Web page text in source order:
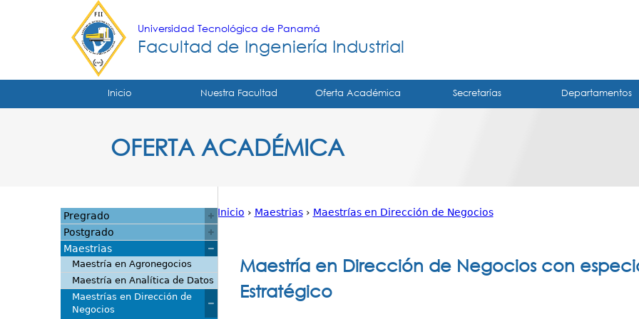
Universidad Tecnológica de Panamá
Facultad de Ingeniería Industrial
Tropical
Principal
Inicio Nuestra Facultad Oferta Académica Secretarías Departamentos
OFERTA ACADÉMICA
está
aquí
Inicio › Maestrias› Maestrías en Dirección de Negocios
Maestría en Dirección de Negocios con
Estratégico
Pregrado
Postgrado
Maestrias
Maestría en Agronegocios
Maestría en Analítica de Datos
Maestrías en Dirección de
Negocios